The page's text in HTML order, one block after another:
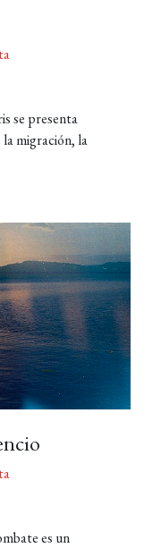
se presenta
migración, la
es un